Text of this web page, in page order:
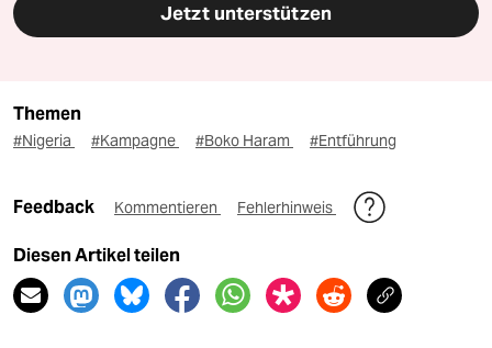
Jetzt unterstützen
Themen
#Nigeria #Kampagne #Boko Haram #Entführung
Feedback Kommentieren Fehlerhinweis
Diesen Artikel teilen